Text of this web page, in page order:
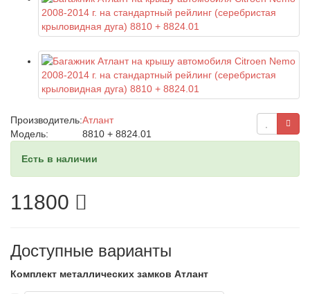
Производитель:Атлант
Модель:
8810 + 8824.01
Есть в наличии
11800
Доступные варианты
Комплект металлических замков Атлант